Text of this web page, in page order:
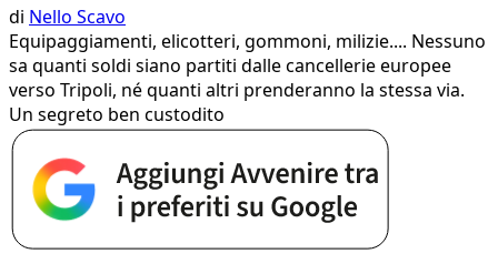
di Nello Scavo
Equipaggiamenti, elicotteri, gommoni, milizie.... Nessuno
sa quanti soldi siano partiti dalle cancellerie europee
verso Tripoli, né quanti altri prenderanno la stessa via.
Un segreto ben custodito